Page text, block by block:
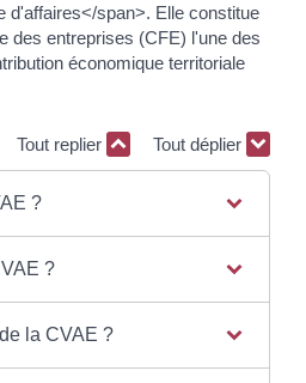
d'affaires</span>. Elle constitue
des entreprises (CFE) l'une des
économique territoriale
Tout replier Tout déplier
?
?
la CVAE ?